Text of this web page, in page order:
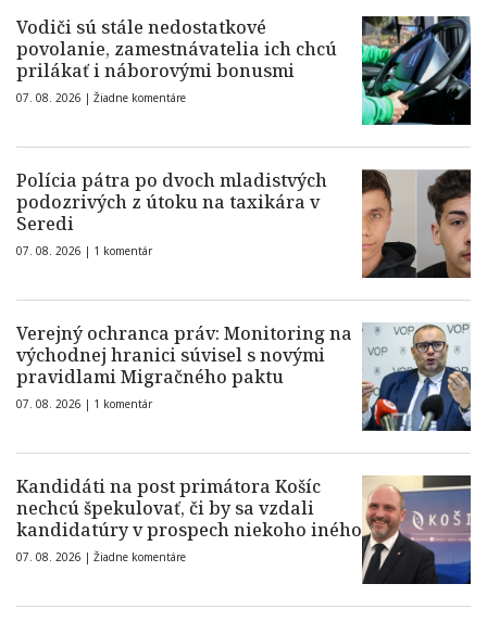
Vodiči sú stále nedostatkové
povolanie, zamestnávatelia ich chcú
prilákať i náborovými bonusmi
07. 08. 2026 | Žiadne komentáre
Polícia pátra po dvoch mladistvých
podozrivých z útoku na taxikára v
Seredi
07. 08. 2026 | 1 komentár
Verejný ochranca práv: Monitoring na
východnej hranici súvisel s novými
pravidlami Migračného paktu
07. 08. 2026 | 1 komentár
Kandidáti na post primátora Košíc
nechcú špekulovať, či by sa vzdali
kandidatúry v prospech niekoho iného
07. 08. 2026 | Žiadne komentáre